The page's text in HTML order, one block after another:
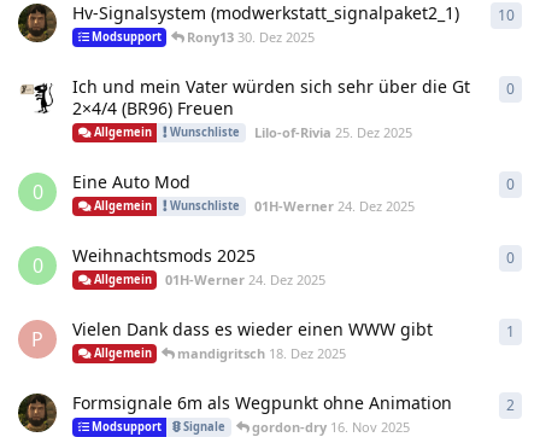
Hv-Signalsystem (modwerkstatt_signalpaket2_1)
Modsupport Rony13 30. Dez 2025
10
Ich und mein Vater würden sich sehr über die Gt
2×4/4 (BR96) Freuen
Allgemein Wunschliste Lilo-of-Rivia 25. Dez 2025
0
0 Eine Auto Mod
Allgemein Wunschliste 01H-Werner 24. Dez 2025
0
0 Weihnachtsmods 2025
Allgemein 01H-Werner 24. Dez 2025
0
P Vielen Dank dass es wieder einen WWW gibt
Allgemein mandigritsch 18. Dez 2025
1
Formsignale 6m als Wegpunkt ohne Animation
Modsupport Signale gordon-dry 16. Nov 2025
2